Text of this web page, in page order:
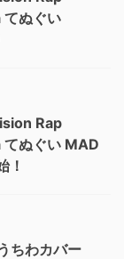
ぬぐい
Rap
ぬぐい MAD
！
ちわカバー